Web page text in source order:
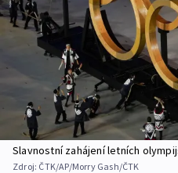
Slavnostní zahájení letních
Zdroj: ČTK/AP/Morry Gash/ČTK